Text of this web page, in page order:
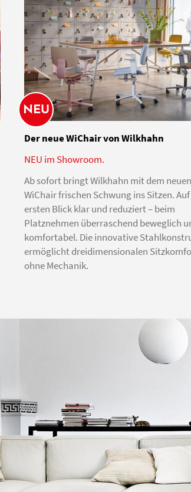
NEU
Der neue WiChair von Wilkhahn
NEU im Showroom.
Ab sofort bringt Wilkhahn mit dem neuen
WiChair frischen Schwung ins Sitzen.
ersten Blick klar und reduziert – beim
Platznehmen überraschend beweglich
komfortabel. Die innovative
ermöglicht dreidimensionalen
ohne Mechanik.